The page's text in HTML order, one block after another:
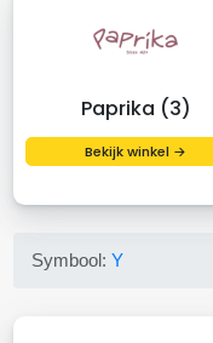
Paprika (3)
Bekijk winkel →
Symbool:Y